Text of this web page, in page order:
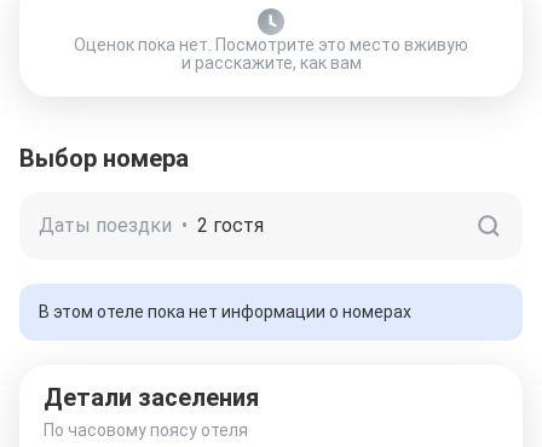
Оценок пока нет. Посмотрите это место вживую
и расскажите, как вам
Выбор номера
Даты поездки • 2 гостя
В этом отеле пока нет информации о номерах
Детали заселения
По часовому поясу отеля